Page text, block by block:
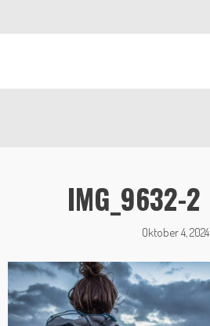
IMG_9632-2
Oktober 4, 2024